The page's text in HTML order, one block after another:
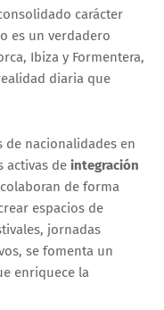
carácter
es un verdadero
Ibiza y Formentera,
diaria que
de nacionalidades en
activas de integración
de forma
espacios de
jornadas
se fomenta un
enriquece la